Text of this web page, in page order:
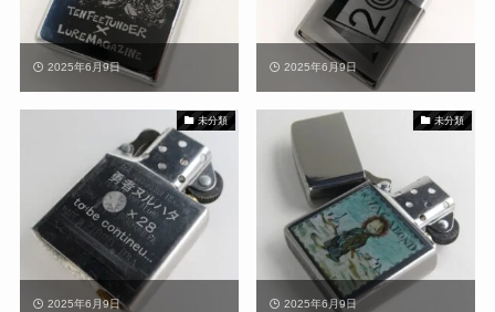
2025年6月9日 2025年6月9日
未分類
2025年6月9日
未分類
2025年6月9日